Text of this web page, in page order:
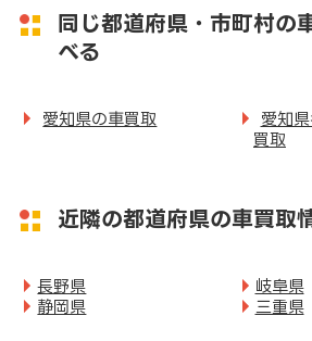
同じ都道府県・市町村の
べる
愛知県の車買取
愛知
買取
近隣の都道府県の車買取
長野県
岐阜県
静岡県
三重県